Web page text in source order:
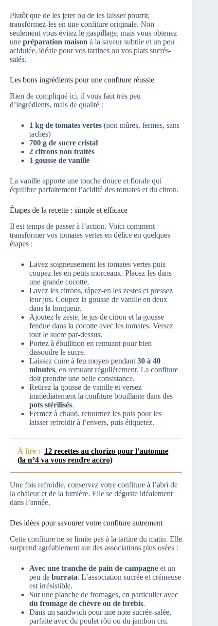
Plutôt que de les jeter ou de les laisser pourrir,
transformez-les en une confiture originale. Non
seulement vous évitez le gaspillage, mais vous obtenez
une préparation maison à la saveur subtile et un peu
acidulée, idéale pour vos tartines ou vos plats sucrés-
salés.
Les bons ingrédients pour une confiture réussie
Rien de compliqué ici, il vous faut très peu
d’ingrédients, mais de qualité :
1 kg de tomates vertes (non mûres, fermes, sans
taches)
700 g de sucre cristal
2 citrons non traités
1 gousse de vanille
La vanille apporte une touche douce et florale qui
équilibre parfaitement l’acidité des tomates et du citron.
Étapes de la recette : simple et efficace
Il est temps de passer à l’action. Voici comment
transformer vos tomates vertes en délice en quelques
étapes :
Lavez soigneusement les tomates vertes puis
coupez-les en petits morceaux. Placez-les dans
une grande cocotte.
Lavez les citrons, râpez-en les zestes et pressez
leur jus. Coupez la gousse de vanille en deux
dans la longueur.
Ajoutez le zeste, le jus de citron et la gousse
fendue dans la cocotte avec les tomates. Versez
tout le sucre par-dessus.
Portez à ébullition en remuant pour bien
dissoudre le sucre.
Laissez cuire à feu moyen pendant 30 à 40
minutes, en remuant régulièrement. La confiture
doit prendre une belle consistance.
Retirez la gousse de vanille et versez
immédiatement la confiture bouillante dans des
pots stérilisés.
Fermez à chaud, retournez les pots pour les
laisser refroidir à l’envers, puis étiquetez.
À lire : 12 recettes au chorizo pour l’automne
(la n°4 va vous rendre accro)
Une fois refroidie, conservez votre confiture à l’abri de
la chaleur et de la lumière. Elle se déguste idéalement
dans l’année.
Des idées pour savourer votre confiture autrement
Cette confiture ne se limite pas à la tartine du matin. Elle
surprend agréablement sur des associations plus osées :
Avec une tranche de pain de campagne et un
peu de burrata. L’association sucrée et crémeuse
est irrésistible.
Sur une planche de fromages, en particulier avec
du fromage de chèvre ou de brebis.
Dans un sandwich pour une note sucrée-salée,
parfaite avec du poulet rôti ou du jambon cru.